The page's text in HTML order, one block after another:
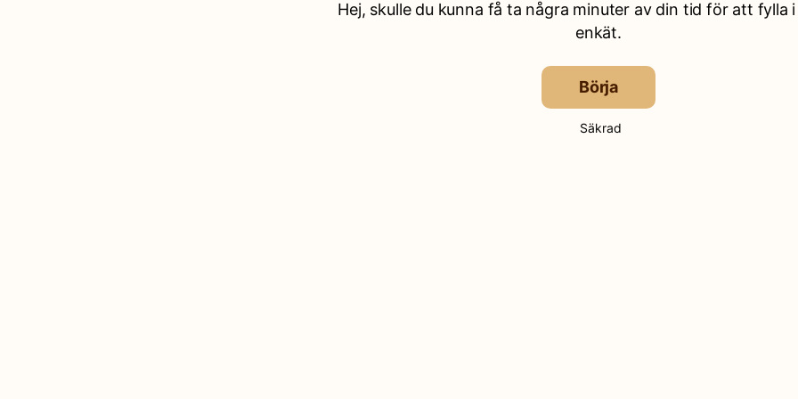
Hej, skulle du kunna få ta några minuter av din tid för att fylla
enkät.
Börja
Säkrad